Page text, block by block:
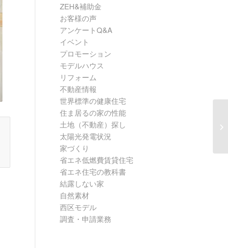
ZEH&補助金
お客様の声
アンケートQ&A
イベント
プロモーション
モデルハウス
リフォーム
不動産情報
世界標準の健康住宅
住ま居るの家の性能
土地（不動産）探し
太陽光発電状況
家づくり
省エネ低燃費賃貸住宅
省エネ住宅の教科書
結露しない家
自然素材
西区モデル
調査・申請業務